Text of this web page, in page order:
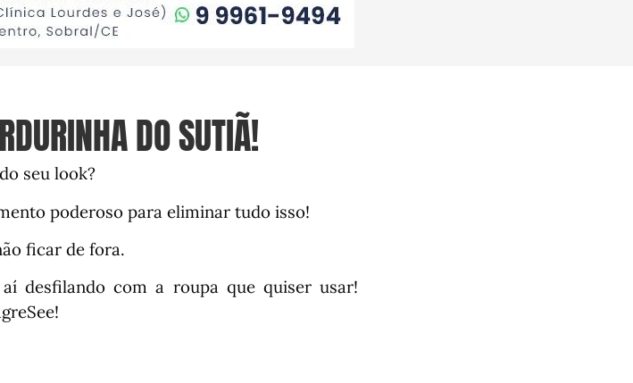
DO SUTIÃ!
seu look?
poderoso para eliminar tudo isso!
ficar de fora.
desfilando com a roupa que quiser usar!